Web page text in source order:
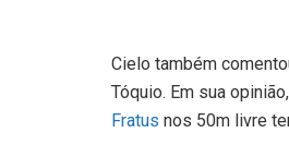
Cielo também
Tóquio. Em sua
Fratus nos 50m livre